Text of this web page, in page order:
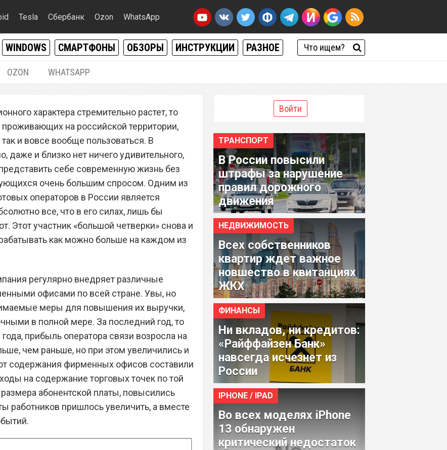
Tesla Сбербанк Ozon WhatsApp
WINDOWS СМАРТФОНЫ ОБЗОРЫ ИНСТРУКЦИИ РАЗНОЕ
OZON WHATSAPP
«Билайн» неожиданно
характера стремительно растет, то
на российской территории,
и вовсе вообще пользоваться. В
даже и близко нет ничего удивительного,
себе современную жизнь без
очень большим спросом. Одним из
операторов в России является
все, что в его силах, лишь бы
Этот участник «большой четверки» снова и
как можно больше на каждом из
регулярно внедряет различные
офисами по всей стране. Увы, но
меры для повышения их выручки,
в полной мере. За последний год, то
прибыль оператора связи возросла на
чем раньше, но при этом увеличились и
содержания фирменных офисов составили
на содержание торговых точек по той
абонентской платы, повысились
работников пришлось увеличить, а вместе
Войти
ТРАНСПОРТ
В России повысили
штрафы за нарушение
правил дорожного
движения
НЕДВИЖИМОСТЬ
Всех собственников
квартир ждет важное
новшество в квитанциях
ЖКХ
ФИНАНСЫ
Ни вкладов, ни кредитов:
«Райффайзен Банк»
навсегда исчезнет из
России
IPHONE / IPAD
Во всех моделях iPhone
13 обнаружен
критический недостаток